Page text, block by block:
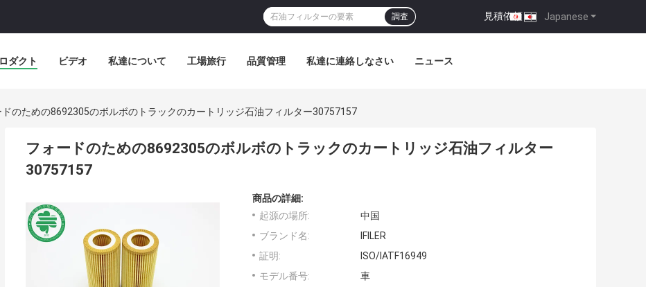
Japanese
見積依頼 |
調査
ダクト ビデオ 私達について 工場旅行 品質管理 私達に連絡しなさい ニュース
ドのための8692305のボルボのトラックのカートリッジ石油フィルター30757157
フォードのための8692305のボルボのトラックのカートリッジ石油フィルター
30757157
商品の詳細:
起源の場所:
中国
ブランド名:
IFILER
証明:
ISO/IATF16949
モデル番号:
車